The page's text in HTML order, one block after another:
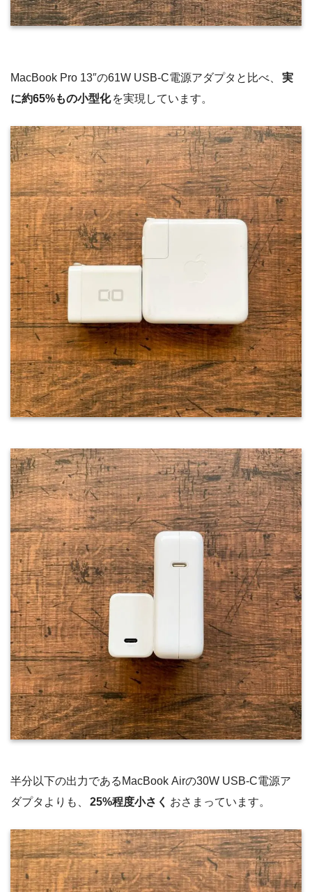
MacBook Pro 13″の61W USB-C電源アダプタと比べ、
実
に約65%もの小型化 を実現しています。
半分以下の出力であるMacBook Airの30W USB-C電源ア
ダプタよりも、
25%程度小さく おさまっています。